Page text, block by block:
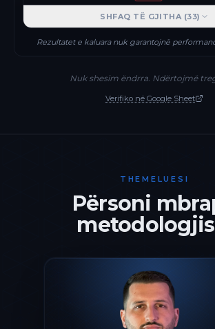
SHFAQ TË GJITHA (33)
Rezultatet e kaluara nuk garantojnë
Nuk shesim ëndrra. Ndërtojmë
Verifiko në Google Sheet
THEMELUESI
Përsoni